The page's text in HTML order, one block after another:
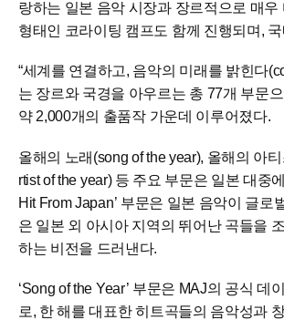
랑하는 일본 음악 시장과 장르적으로 매
형태인 코라이팅 캠프도 함께 진행되며,
“세계를 연결하고, 음악의 미래를 밝힌다
는 장르와 국경을 아우르는 총 77개 부문
약 2,000개의 출품작 가운데 이루어졌다.
올해의 노래(song of the year), 올해의 아
rtist of the year) 등 주요 부문은 일본 대중
Hit From Japan’ 부문은 일본 음악이 글로
은 일본 외 아시아 지역의 뛰어난 곡들을
하는 비전을 드러낸다.
‘Song of the Year’ 부문은 MAJ의 공식 데
로, 한 해를 대표한 히트곡들의 음악성과